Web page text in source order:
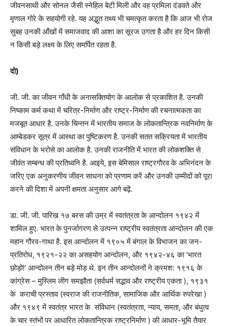
जीवनसाथी और सोनल जैसी स्नेहिल बेटी मिली और वह प्रमिला दंडवते और
मृणाल गोरे के सहयोगी रहे. यह अद्भुत तथ्य भी चमत्कृत करता है कि आज भी रोज
सुबह उनकी आँखों में समाजवाद की आशा का सूरज उगता है और हर दिन किसी
न किसी बड़े लक्ष्य के लिए समर्पित रहता है.
दो)
जी. जी. का जीवन गाँधी के अनासक्तियोग के आलोक से प्रकाशित है. उनकी
निष्काम कर्म कथा में चरित्र-निर्माण और राष्ट्र-निर्माण की रचनात्मकता का
मजबूत आधार है. उनके चिन्तन में भारतीय समाज के लोकतान्त्रिक नवनिर्माण के
आम्बेडकर सूत्र में आस्था का पुष्टिकरण है. उनकी सतत सक्रियता में भारतीय
संविधान के भरोसे का आलोक है. उनकी राजनीति में भारत की लोकशक्ति से
जीवंत सम्बन्ध की प्रतिध्वनि है. आइये, इस बेमिसाल राष्ट्रगौरव के अभिनंदन के
जरिए एक अनुकरणीय जीवन साधना को प्रणाम करें और उनकी उम्मीदों को पूरा
करने की दिशा में अपनी क्षमता अनुसार आगे बढ़ें.
डा. जी. जी. पारिख १७ बरस की उम्र में स्वतंत्रता के आन्दोलन १९४२ में
शामिल हुए. भारत के पुनर्जागरण से उत्पन्न राष्ट्रीय स्वतंत्रता आन्दोलन की एक
महान गौरव-गाथा है. इस आन्दोलन में १९०५ में बंगाल के विभाजन का जन-
प्रतिरोध, १९२१-२२ का असहयोग आन्दोलन, और १९४२-४६ का ‘भारत
छोड़ो!’ आन्दोलन तीन बड़े मोड़ थे. इन तीन आन्दोलनों ने क्रमश: १९१६ के
कांग्रेस – मुस्लिम लीग समझौता (सर्वधर्म सद्भाव और राष्ट्रीय एकता ), १९३१
के कराची प्रस्ताव (स्वराज की राजनीतिक, सामाजिक और आर्थिक रुपरेखा )
और १९४९ में स्वतंत्र भारत के संविधान (स्वतंत्रता, न्याय, समता, और बंधुत्व
के चार स्तंभों पर आधारित लोकतान्त्रिक राष्ट्रनिर्माण ) की आधार-भूमि तैयार